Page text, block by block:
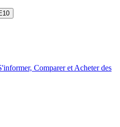
Comparer et Acheter des